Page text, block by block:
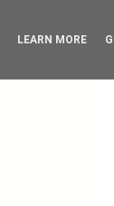
LEARN MORE